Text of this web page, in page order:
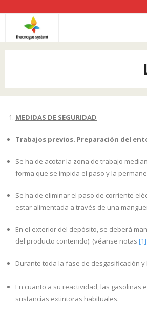
contenido
Aviso legal
Comunidades de propietarios
EMPRESA
Equipos de aíre a presión
Estaciones de Servicio y/o Low Cost
Limpieza y desgasificación tanques
Parque de almacenamiento
Registro y/o anulación de las
MEDIDAS DE SEGURIDAD
Trabajos previos. Preparación del
Se ha de acotar la zona de trabajo
forma que se impida el paso
Se ha de eliminar el paso de corriente
estar alimentada a través de una
En el exterior del depósito, se deberá
del producto contenido). (véanse notas [1]
Durante toda la fase de desgasificación
En cuanto a su reactividad, las gasolinas
sustancias extintoras habituales.